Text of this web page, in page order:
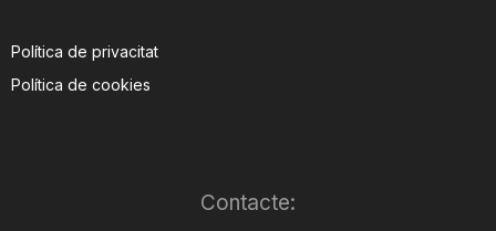
Política de privacitat
Política de cookies
Contacte: